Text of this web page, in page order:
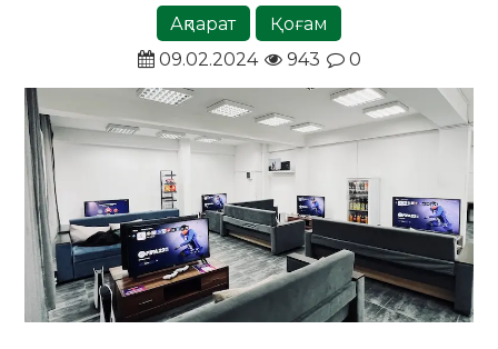
Ақпарат
Қоғам
09.02.2024
943 0